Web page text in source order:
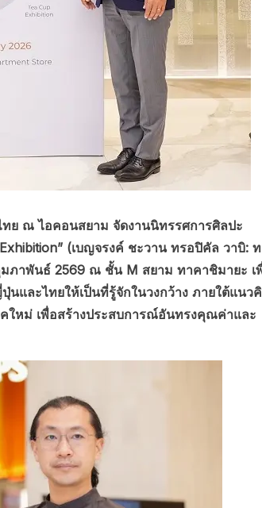
ย ณ ไอคอนสยาม จัดงานนิทรรศการศิลปะ
(เบญจรงค์ ชะวาน ทรอปิคัล วาบิ:
ภาพันธ์ 2569 ณ ชั้น M สยาม ทาคาชิมายะ เ
และไทยให้เป็นที่รู้จักในวงกว้าง ภายใต้แนว
ใหม่ เพื่อสร้างประสบการณ์อันทรงคุณค่าและ